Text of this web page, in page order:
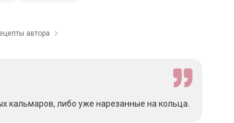
автора
кальмаров, либо уже нарезанные на кольца.